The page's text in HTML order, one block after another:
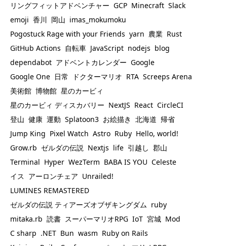
リングフィットアドベンチャー GCP Minecraft Slack
emoji 香川 岡山 imas_mokumoku
Pogostuck Rage with your Friends yarn 農業 Rust
GitHub Actions 自転車 JavaScript nodejs blog
dependabot アドベントカレンダー Google
Google One 日常 ドクターマリオ RTA Screeps Arena
美術館 博物館 星のカービィ
星のカービィ ディスカバリー NextJS React CircleCI
登山 健康 運動 Splatoon3 お絵描き 北海道 帰省
Jump King Pixel Watch Astro Ruby Hello, world!
Grow.rb ゼルダの伝説 Nextjs life 引越し 郡山
Terminal Hyper WezTerm BABA IS YOU Celeste
イス アーロンチェア Unrailed!
LUMINES REMASTERED
ゼルダの伝説 ティアーズオブザキングダム ruby
mitaka.rb 読書 スーパーマリオRPG IoT 宮城 Mod
C sharp .NET Bun wasm Ruby on Rails